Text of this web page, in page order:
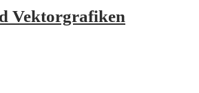
Vektorgrafiken